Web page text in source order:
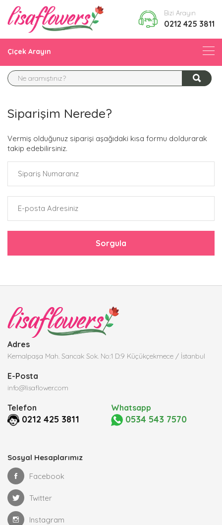
Bizi Arayın
0212 425 3811
Çiçek Arayın
Siparişim Nerede?
Vermiş olduğunuz siparişi aşağıdaki kısa formu doldurarak
takip edebilirsiniz.
Sorgula
Adres
Kemalpaşa Mah. Sancak Sok. No:1 D:9 Küçükçekmece / İstanbul
E-Posta
info@lisaflower.com
Telefon
0212 425 3811
Whatsapp
0534 543 7570
Sosyal Hesaplarımız
Facebook
Twitter
Instagram